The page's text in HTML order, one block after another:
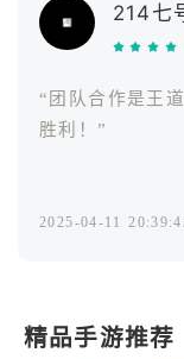
214七
“团队合作是王
胜利！”
2025-04-11
精品手游推荐